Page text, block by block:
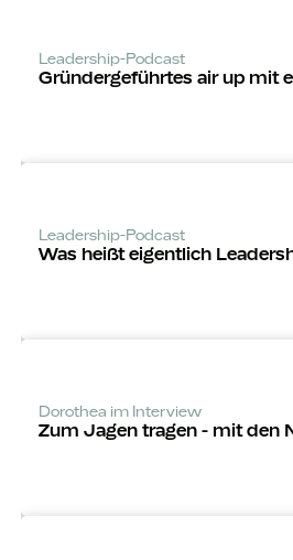
Leadership-Podcast
Gründerge­führtes air up mit
Leadership-Podcast
Was heißt eigentlich
Dorothea im Interview
Zum Jagen tragen - mit den